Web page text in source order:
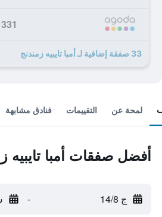
331 ﷼
33 صفقة إضافية لـ أمبا تايبيه زمندنج
لمحة عن التقييمات فنادق مشابهة
أفضل صفقات أمبا تايبيه
ج 14/8 -